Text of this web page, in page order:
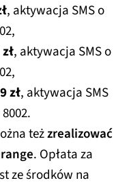
, aktywacja SMS o
, aktywacja SMS o
zł, aktywacja SMS
teżzrealizować
. Opłata za
ze środków na